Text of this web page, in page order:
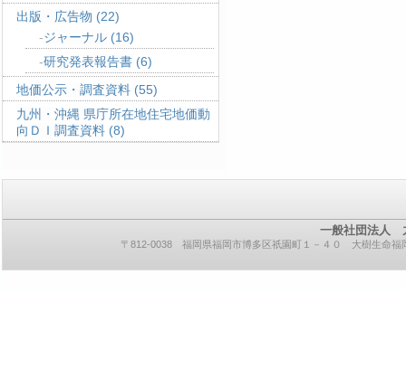
出版・広告物 (22)
ジャーナル (16)
研究発表報告書 (6)
地価公示・調査資料 (55)
九州・沖縄 県庁所在地住宅地価動
向ＤＩ調査資料 (8)
一般社団法人
〒812-0038 福岡県福岡市博多区祇園町１－４０ 大樹生命